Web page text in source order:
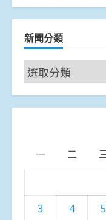
新聞分類
新
聞
分
一 二
3
4 5